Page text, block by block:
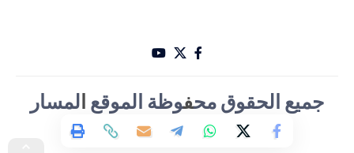
جميع الحقوق محفوظة الموقع المسار
الأخباري تصميم Hakam